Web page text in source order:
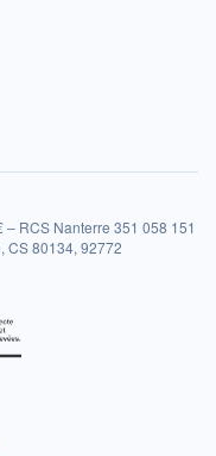
RCS Nanterre 351 058 151
CS 80134, 92772